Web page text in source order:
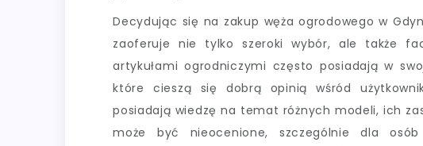
Decydując się na zakup węża ogrodowego w
zaoferuje nie tylko szeroki wybór, ale także
artykułami ogrodniczymi często posiadają w
które cieszą się dobrą opinią wśród
posiadają wiedzę na temat różnych modeli, ich
może być nieocenione, szczególnie dla